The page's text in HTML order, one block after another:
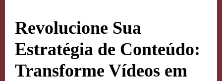
Revolucione Sua
Estratégia de Conteúdo:
Transforme Vídeos em